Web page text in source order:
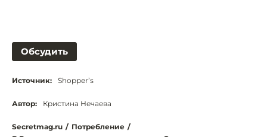
Обсудить
Источник: Shopper’s
Автор: Кристина Нечаева
Secretmag.ru / Потребление /